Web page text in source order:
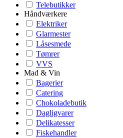
Telebutikker
Håndværkere
Elektriker
Glarmester
Låsesmede
Tømrer
VVS
Mad & Vin
Bagerier
Catering
Chokoladebutik
Dagligvarer
Delikatesser
Fiskehandler